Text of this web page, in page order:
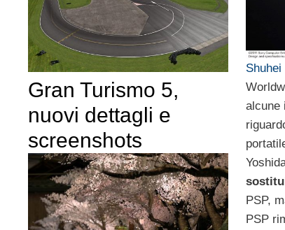
Shuhei
alcune
PSP,
PSP
Gran Turismo 5,
nuovi dettagli e
screenshots